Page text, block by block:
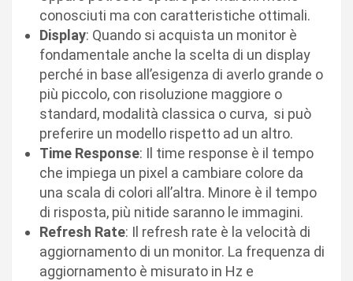
conosciuti ma con caratteristiche ottimali.
Display: Quando si acquista un monitor è
fondamentale anche la scelta di un display
perché in base all’esigenza di averlo grande o
più piccolo, con risoluzione maggiore o
standard, modalità classica o curva, si può
preferire un modello rispetto ad un altro.
Time Response: Il time response è il tempo
che impiega un pixel a cambiare colore da
una scala di colori all’altra. Minore è il tempo
di risposta, più nitide saranno le immagini.
Refresh Rate: Il refresh rate è la velocità di
aggiornamento di un monitor. La frequenza di
aggiornamento è misurato in Hz e